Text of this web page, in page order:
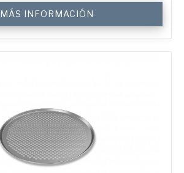
MÁS INFORMACIÓN